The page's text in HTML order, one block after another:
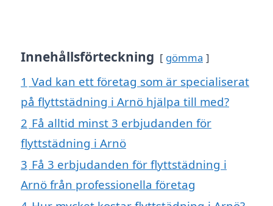
Innehållsförteckning gömma
1 Vad kan ett företag som är specialiserat
på flyttstädning i Arnö hjälpa till med?
2 Få alltid minst 3 erbjudanden för
flyttstädning i Arnö
3 Få 3 erbjudanden för flyttstädning i
Arnö från professionella företag